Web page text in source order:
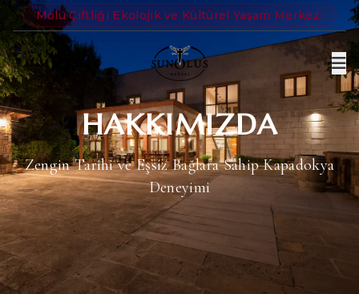
Molu Çiftliği Ekolojik ve Kültürel Yaşam Merkezi
HAKKIMIZDA
Zengin Tarihi ve Eşsiz Bağlara Sahip Kapadokya
Deneyimi